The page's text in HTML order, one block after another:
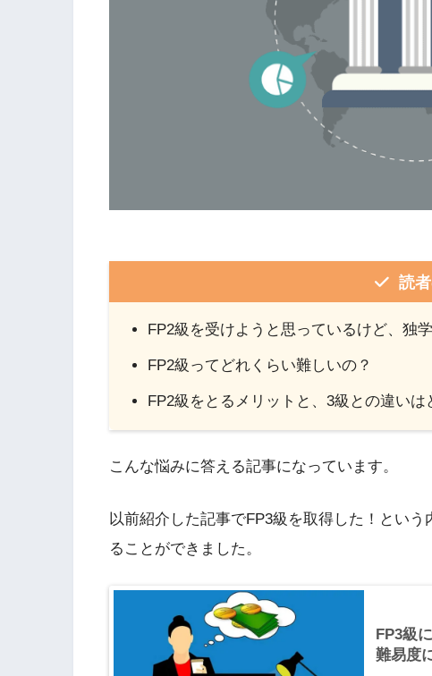
読
FP2級を受けようと思っているけど、独
FP2級ってどれくらい難しいの？
FP2級をとるメリットと、3級との違いは
こんな悩みに答える記事になっています。
以前紹介した記事でFP3級を取得した！とい
ることができました。
FP3級
難易度